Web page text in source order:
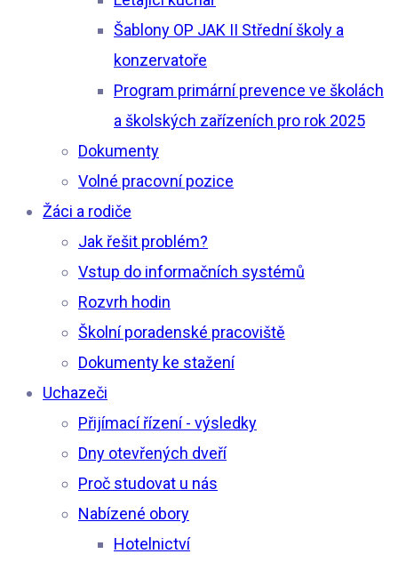
Šablony OP JAK II Střední školy a
konzervatoře
Program primární prevence ve školách
a školských zařízeních pro rok 2025
Dokumenty
Volné pracovní pozice
Žáci a rodiče
Jak řešit problém?
Vstup do informačních systémů
Rozvrh hodin
Školní poradenské pracoviště
Dokumenty ke stažení
Uchazeči
Přijímací řízení - výsledky
Dny otevřených dveří
Proč studovat u nás
Nabízené obory
Hotelnictví